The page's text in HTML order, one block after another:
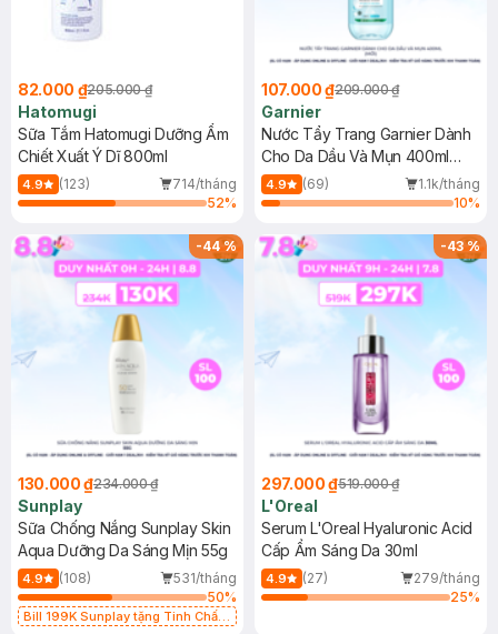
82.000 ₫205.000 ₫
Hatomugi
Sữa Tắm Hatomugi Dưỡng Ẩm
Chiết Xuất Ý Dĩ 800ml
4.9 (123)
714/tháng
52%
107.000 ₫209.000 ₫
Garnier
Nước Tẩy Trang Garnier Dành
Cho Da Dầu Và Mụn 400ml
(Mới)
4.9 (69)
1.1k/tháng
10%
-44%
130.000 ₫234.000 ₫
Sunplay
Sữa Chống Nắng Sunplay Skin
Aqua Dưỡng Da Sáng Mịn 55g
4.9 (108)
531/tháng
50%
Bill 199K Sunplay tặng Tinh Chất
-43%
297.000 ₫519.000 ₫
L'Oreal
Serum L'Oreal Hyaluronic Acid
Cấp Ẩm Sáng Da 30ml
4.9 (27)
279/tháng
25%